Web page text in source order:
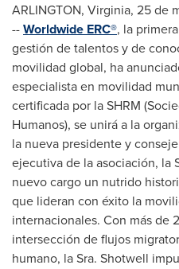
ARLINGTON, Virginia, 25 de
--Worldwide ERC®, la
gestión de talentos y de
movilidad global, ha
especialista en movilidad
certificada por la SHRM
Humanos), se unirá a la
la nueva presidente y
ejecutiva de la asociación, la
nuevo cargo un nutrido
que lideran con éxito la
internacionales. Con más de
intersección de flujos
humano, la Sra. Shotwell